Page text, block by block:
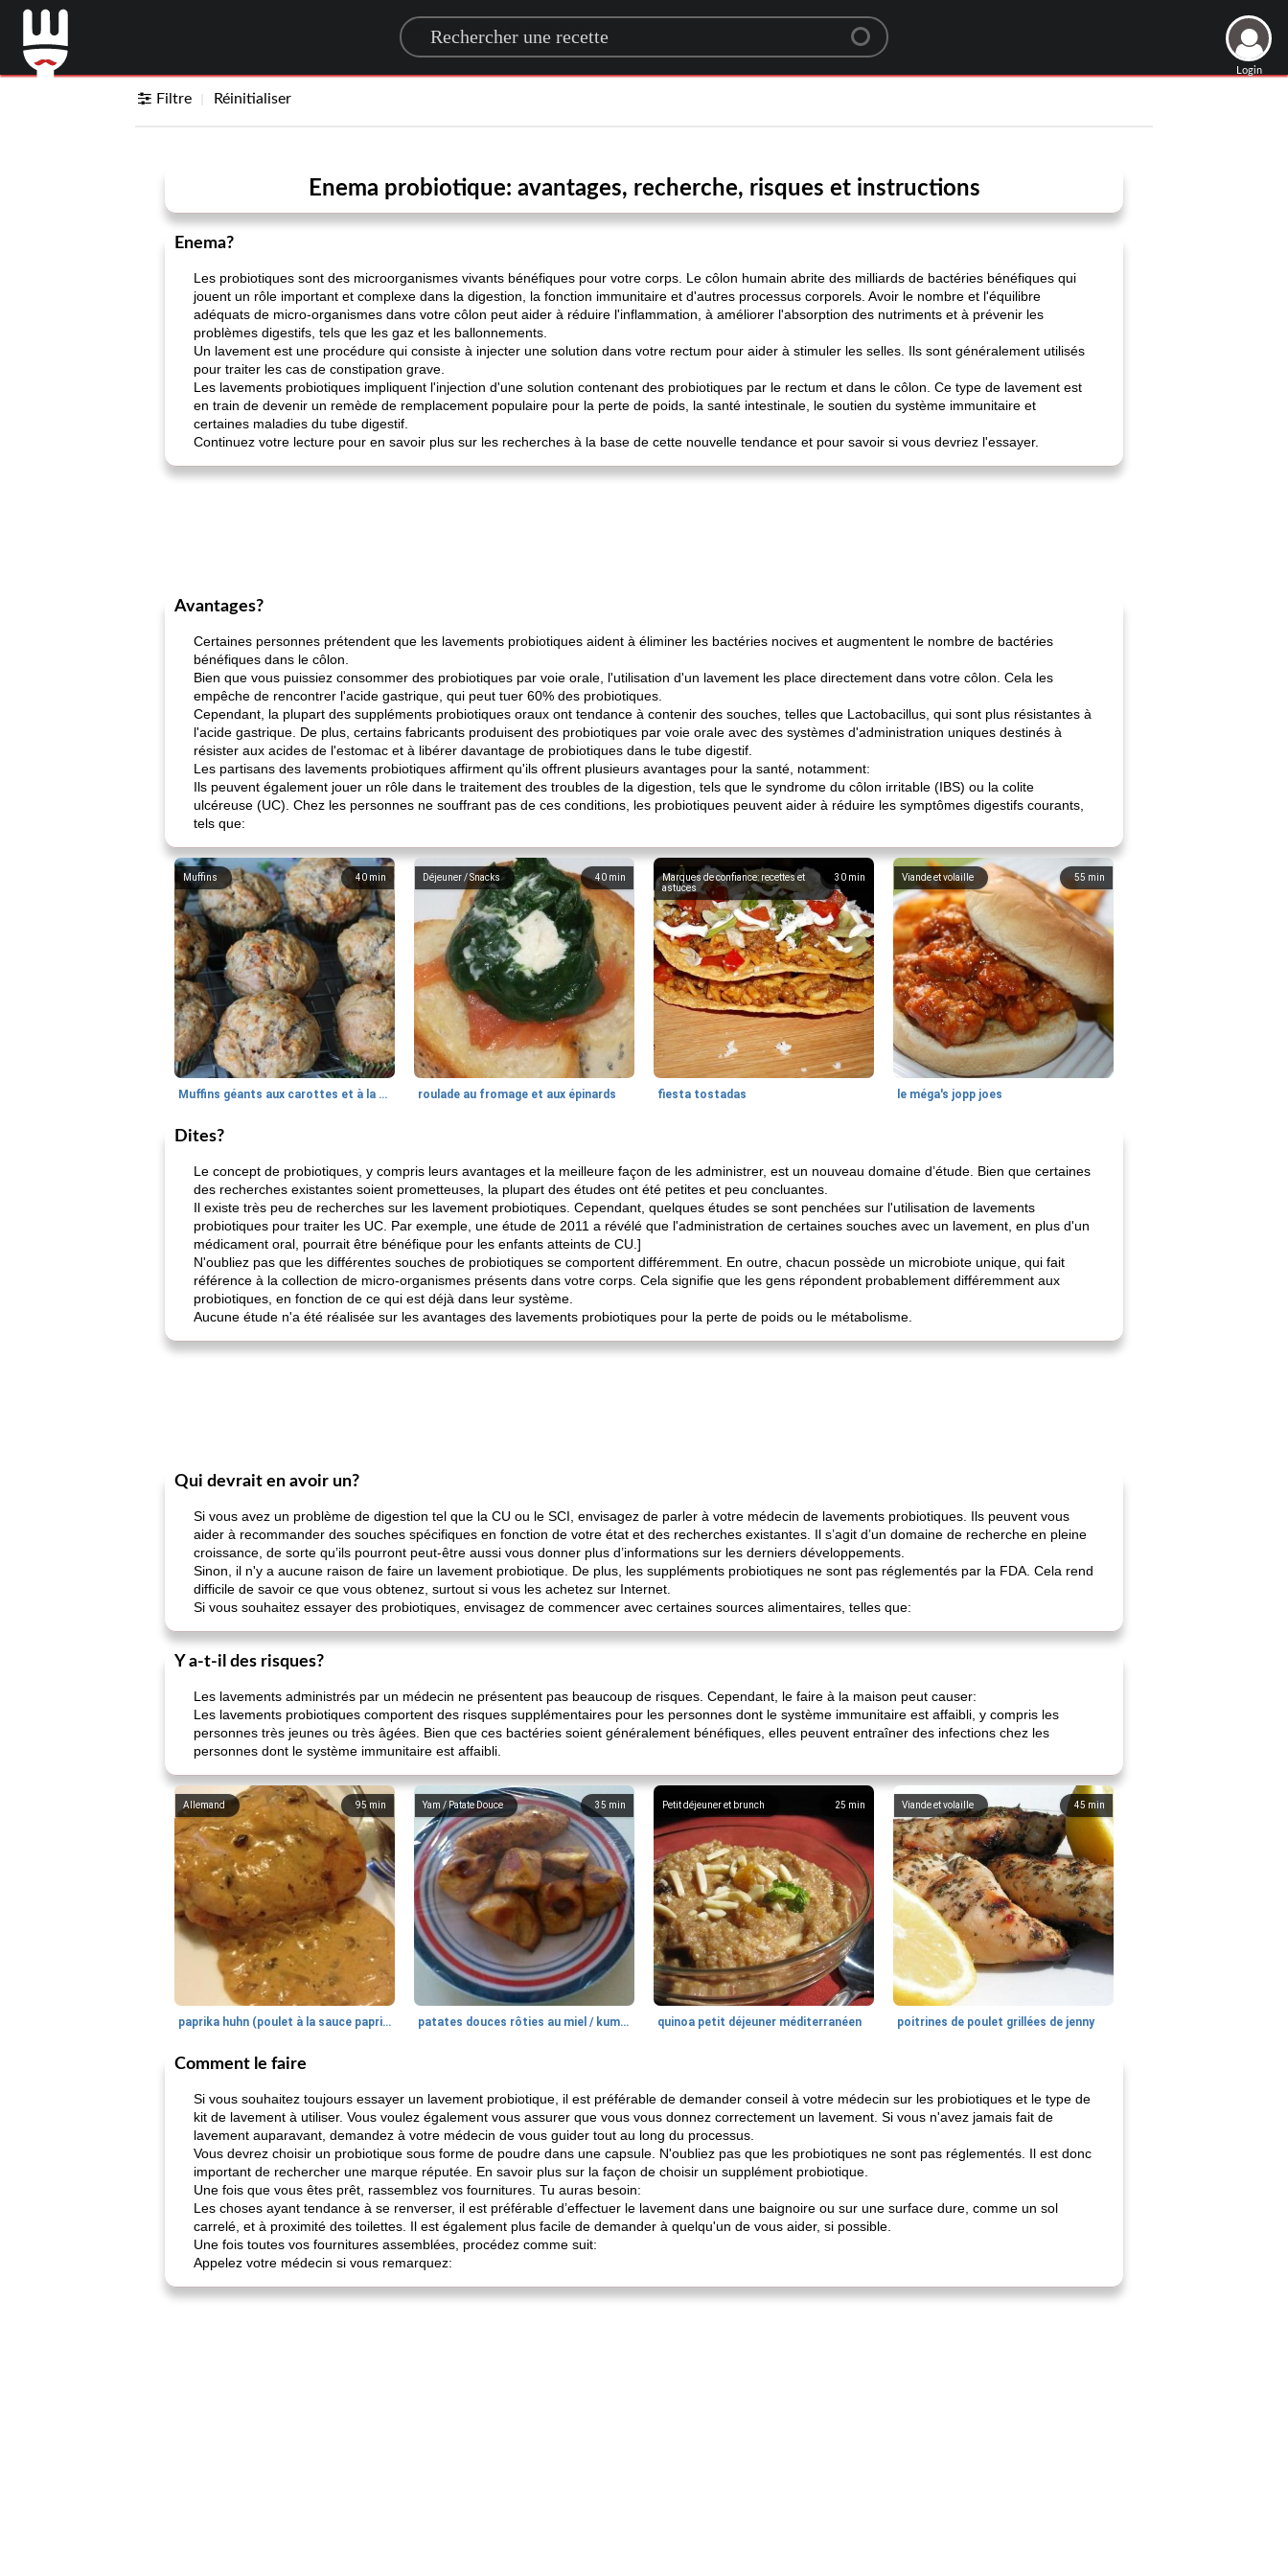
Search for a recipe
Login
Filtre Réinitialiser
Enema probiotique: avantages, recherche, risques et instructions
Enema?
Les probiotiques sont des microorganismes vivants bénéfiques pour votre corps. Le côlon humain abrite des milliards de bactéries bénéfiques qui
jouent un rôle important et complexe dans la digestion, la fonction immunitaire et d'autres processus corporels. Avoir le nombre et l'équilibre
adéquats de micro-organismes dans votre côlon peut aider à réduire l'inflammation, à améliorer l'absorption des nutriments et à prévenir les
problèmes digestifs, tels que les gaz et les ballonnements.
Un lavement est une procédure qui consiste à injecter une solution dans votre rectum pour aider à stimuler les selles. Ils sont généralement utilisés
pour traiter les cas de constipation grave.
Les lavements probiotiques impliquent l'injection d'une solution contenant des probiotiques par le rectum et dans le côlon. Ce type de lavement est
en train de devenir un remède de remplacement populaire pour la perte de poids, la santé intestinale, le soutien du système immunitaire et
certaines maladies du tube digestif.
Continuez votre lecture pour en savoir plus sur les recherches à la base de cette nouvelle tendance et pour savoir si vous devriez l'essayer.
Avantages?
Certaines personnes prétendent que les lavements probiotiques aident à éliminer les bactéries nocives et augmentent le nombre de bactéries
bénéfiques dans le côlon.
Bien que vous puissiez consommer des probiotiques par voie orale, l'utilisation d'un lavement les place directement dans votre côlon. Cela les
empêche de rencontrer l'acide gastrique, qui peut tuer 60% des probiotiques.
Cependant, la plupart des suppléments probiotiques oraux ont tendance à contenir des souches, telles que Lactobacillus, qui sont plus résistantes à
l'acide gastrique. De plus, certains fabricants produisent des probiotiques par voie orale avec des systèmes d'administration uniques destinés à
résister aux acides de l'estomac et à libérer davantage de probiotiques dans le tube digestif.
Les partisans des lavements probiotiques affirment qu'ils offrent plusieurs avantages pour la santé, notamment:
Ils peuvent également jouer un rôle dans le traitement des troubles de la digestion, tels que le syndrome du côlon irritable (IBS) ou la colite
ulcéreuse (UC). Chez les personnes ne souffrant pas de ces conditions, les probiotiques peuvent aider à réduire les symptômes digestifs courants,
tels que:
40 min
Muffins
Muffins géants aux carottes et à la banane de Nif
40 min
Déjeuner / Snacks
roulade au fromage et aux épinards
30 min
Marques de confiance: recettes et
astuces
fiesta tostadas
55 min
Viande et volaille
le méga's jopp joes
Dites?
Le concept de probiotiques, y compris leurs avantages et la meilleure façon de les administrer, est un nouveau domaine d’étude. Bien que certaines
des recherches existantes soient prometteuses, la plupart des études ont été petites et peu concluantes.
Il existe très peu de recherches sur les lavement probiotiques. Cependant, quelques études se sont penchées sur l'utilisation de lavements
probiotiques pour traiter les UC. Par exemple, une étude de 2011 a révélé que l'administration de certaines souches avec un lavement, en plus d'un
médicament oral, pourrait être bénéfique pour les enfants atteints de CU.]
N'oubliez pas que les différentes souches de probiotiques se comportent différemment. En outre, chacun possède un microbiote unique, qui fait
référence à la collection de micro-organismes présents dans votre corps. Cela signifie que les gens répondent probablement différemment aux
probiotiques, en fonction de ce qui est déjà dans leur système.
Aucune étude n'a été réalisée sur les avantages des lavements probiotiques pour la perte de poids ou le métabolisme.
Qui devrait en avoir un?
Si vous avez un problème de digestion tel que la CU ou le SCI, envisagez de parler à votre médecin de lavements probiotiques. Ils peuvent vous
aider à recommander des souches spécifiques en fonction de votre état et des recherches existantes. Il s’agit d’un domaine de recherche en pleine
croissance, de sorte qu’ils pourront peut-être aussi vous donner plus d’informations sur les derniers développements.
Sinon, il n'y a aucune raison de faire un lavement probiotique. De plus, les suppléments probiotiques ne sont pas réglementés par la FDA. Cela rend
difficile de savoir ce que vous obtenez, surtout si vous les achetez sur Internet.
Si vous souhaitez essayer des probiotiques, envisagez de commencer avec certaines sources alimentaires, telles que:
Y a-t-il des risques?
Les lavements administrés par un médecin ne présentent pas beaucoup de risques. Cependant, le faire à la maison peut causer:
Les lavements probiotiques comportent des risques supplémentaires pour les personnes dont le système immunitaire est affaibli, y compris les
personnes très jeunes ou très âgées. Bien que ces bactéries soient généralement bénéfiques, elles peuvent entraîner des infections chez les
personnes dont le système immunitaire est affaibli.
95min
Allemand
paprika huhn (poulet à la sauce paprika).
35 min
Yam / Patate Douce
patates douces rôties au miel / kumara
25 min
Petit déjeuner et brunch
quinoa petit déjeuner méditerranéen
45 min
Viande et volaille
poitrines de poulet grillées de jenny
Comment le faire
Si vous souhaitez toujours essayer un lavement probiotique, il est préférable de demander conseil à votre médecin sur les probiotiques et le type de
kit de lavement à utiliser. Vous voulez également vous assurer que vous vous donnez correctement un lavement. Si vous n'avez jamais fait de
lavement auparavant, demandez à votre médecin de vous guider tout au long du processus.
Vous devrez choisir un probiotique sous forme de poudre dans une capsule. N'oubliez pas que les probiotiques ne sont pas réglementés. Il est donc
important de rechercher une marque réputée. En savoir plus sur la façon de choisir un supplément probiotique.
Une fois que vous êtes prêt, rassemblez vos fournitures. Tu auras besoin:
Les choses ayant tendance à se renverser, il est préférable d’effectuer le lavement dans une baignoire ou sur une surface dure, comme un sol
carrelé, et à proximité des toilettes. Il est également plus facile de demander à quelqu'un de vous aider, si possible.
Une fois toutes vos fournitures assemblées, procédez comme suit:
Appelez votre médecin si vous remarquez: